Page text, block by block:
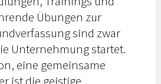
Übungen zur
sind zwar
Unternehmung startet.
eine gemeinsame